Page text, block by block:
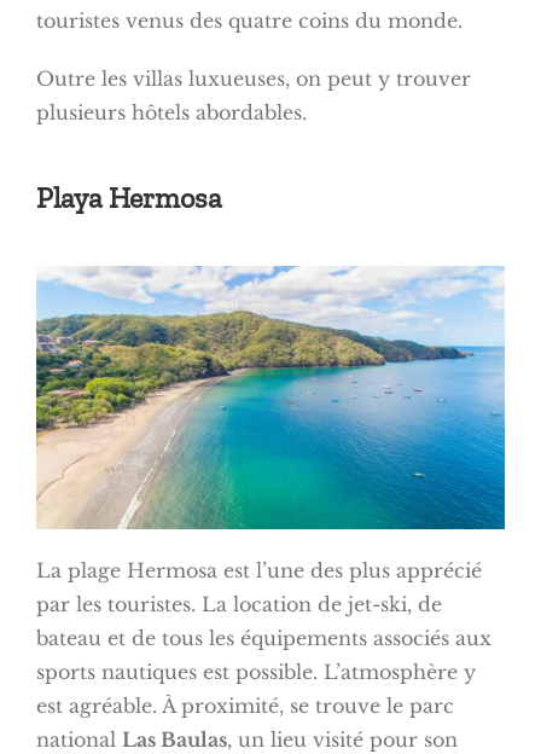
touristes venus des quatre coins du monde.
Outre les villas luxueuses, on peut y trouver
plusieurs hôtels abordables.
Playa Hermosa
La plage Hermosa est l’une des plus apprécié
par les touristes. La location de jet-ski, de
bateau et de tous les équipements associés aux
sports nautiques est possible. L’atmosphère y
est agréable. À proximité, se trouve le parc
national Las Baulas, un lieu visité pour son